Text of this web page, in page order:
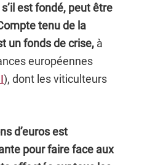
est fondé, peut être
tenu de la
un fonds de crise, à
européennes
), dont les viticulteurs
d’euros est
pour faire face aux